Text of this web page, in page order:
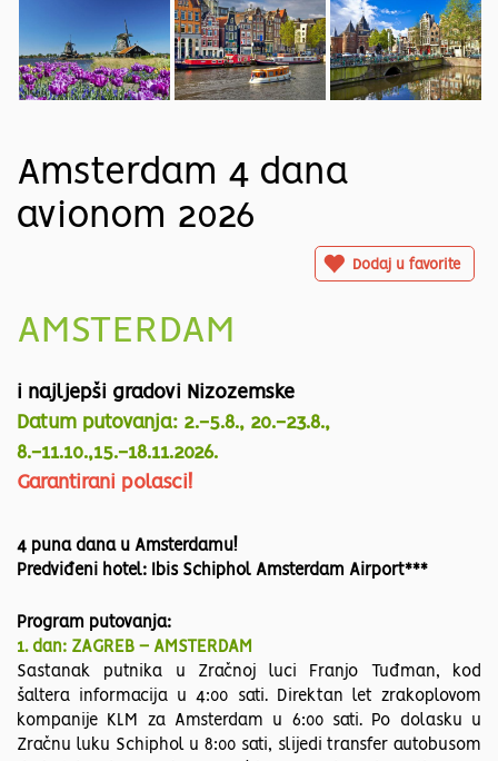
Amsterdam 4 dana
avionom 2026
Dodaj u favorite
AMSTERDAM
i najljepši gradovi Nizozemske
Datum putovanja: 2.-5.8., 20.-23.8.,
8.-11.10.,15.-18.11.2026.
Garantirani polasci!
4 puna dana u Amsterdamu!
Predviđeni hotel: Ibis Schiphol Amsterdam Airport***
Program putovanja:
1. dan: ZAGREB – AMSTERDAM
Sastanak putnika u Zračnoj luci Franjo Tuđman, kod
šaltera informacija u 4:00 sati. Direktan let zrakoplovom
kompanije KLM za Amsterdam u 6:00 sati. Po dolasku u
Zračnu luku Schiphol u 8:00 sati, slijedi transfer autobusom